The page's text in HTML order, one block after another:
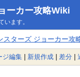
ーカー攻略Wiki
います。
スターズ ジョーカー攻
ジ編集 | 新規作成 | 差分 |